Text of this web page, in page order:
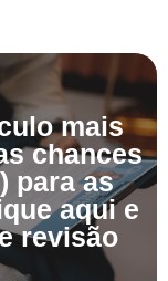
mais
chances
para as
aqui e
revisão